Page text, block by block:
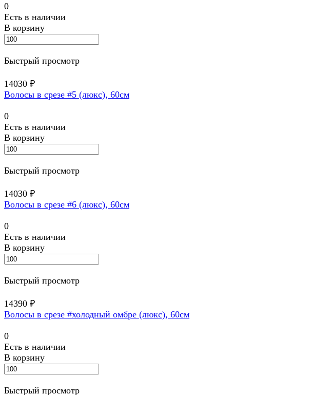
0
Есть в наличии
В корзину
Быстрый просмотр
14030 ₽
Волосы в срезе #5 (люкс), 60см
0
Есть в наличии
В корзину
Быстрый просмотр
14030 ₽
Волосы в срезе #6 (люкс), 60см
0
Есть в наличии
В корзину
Быстрый просмотр
14390 ₽
Волосы в срезе #холодный омбре (люкс), 60см
0
Есть в наличии
В корзину
Быстрый просмотр